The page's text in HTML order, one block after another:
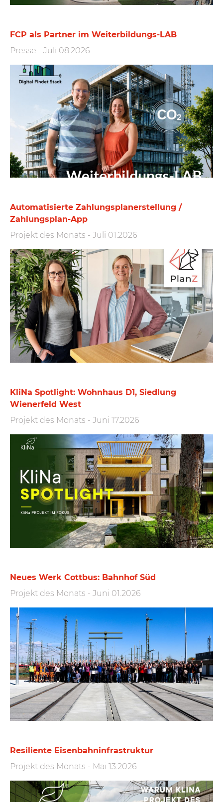
FCP als Partner im Weiterbildungs-LAB
Presse - Juli 08.2026
Automatisierte Zahlungs­plan­erstellung /
Zahlungs­plan-App
Projekt des Monats - Juli 01.2026
KliNa Spotlight: Wohnhaus D1, Siedlung
Wienerfeld West
Projekt des Monats - Juni 17.2026
Neues Werk Cottbus: Bahnhof Süd
Projekt des Monats - Juni 01.2026
Resiliente Eisen­bahn­infra­struktur
Projekt des Monats - Mai 13.2026